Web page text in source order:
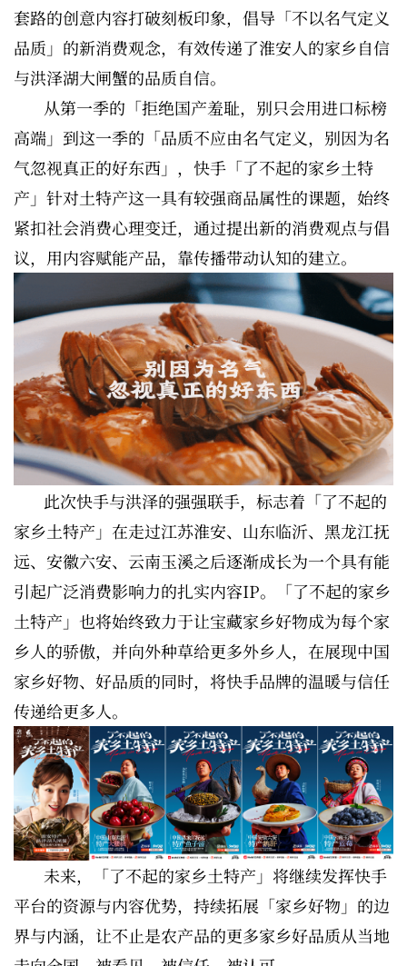
套路的创意内容打破刻板印象，倡导「不以名气定义
品质」的新消费观念，有效传递了淮安人的家乡自信
与洪泽湖大闸蟹的品质自信。
从第一季的「拒绝国产羞耻，别只会用进口标榜
高端」到这一季的「品质不应由名气定义，别因为名
气忽视真正的好东西」，快手「了不起的家乡土特
产」针对土特产这一具有较强商品属性的课题，始终
紧扣社会消费心理变迁，通过提出新的消费观点与倡
议，用内容赋能产品，靠传播带动认知的建立。
此次快手与洪泽的强强联手，标志着「了不起的
家乡土特产」在走过江苏淮安、山东临沂、黑龙江抚
远、安徽六安、云南玉溪之后逐渐成长为一个具有能
引起广泛消费影响力的扎实内容IP。「了不起的家乡
土特产」也将始终致力于让宝藏家乡好物成为每个家
乡人的骄傲，并向外种草给更多外乡人，在展现中国
家乡好物、好品质的同时，将快手品牌的温暖与信任
传递给更多人。
未来，「了不起的家乡土特产」将继续发挥快手
平台的资源与内容优势，持续拓展「家乡好物」的边
界与内涵，让不止是农产品的更多家乡好品质从当地